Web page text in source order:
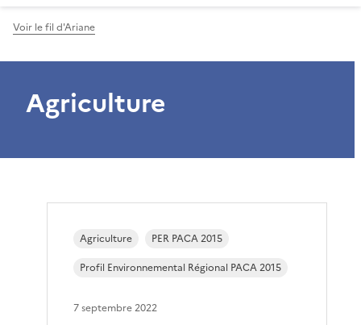
Voir le fil d'Ariane
Agriculture
Agriculture
PER PACA 2015
Profil Environnemental Régional PACA 2015
7 septembre 2022